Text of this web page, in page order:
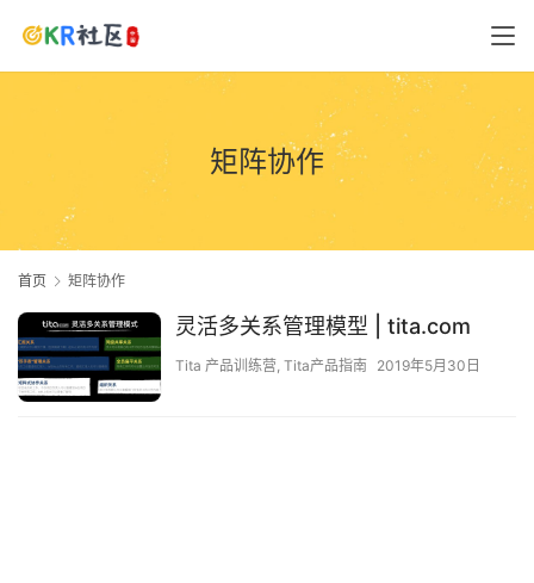
矩阵协作
首页 矩阵协作
灵活多关系管理模型 | tita.com
Tita 产品训练营, Tita产品指南 2019年5月30日